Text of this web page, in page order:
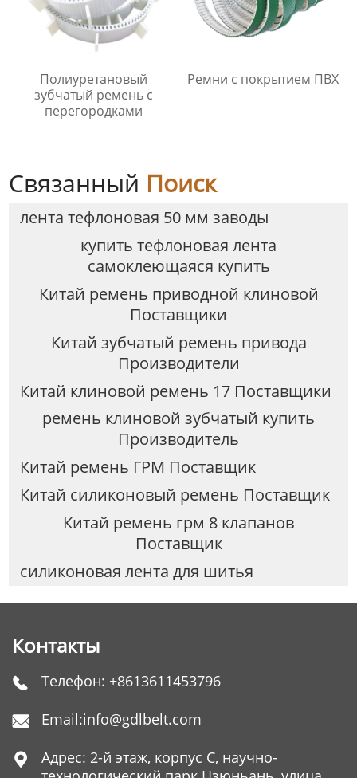
Полиуретановый
зубчатый ремень с
перегородками
Ремни с покрытием ПВХ
Связанный Поиск
лента тефлоновая 50 мм заводы
купить тефлоновая лента
самоклеющаяся купить
Китай ремень приводной клиновой
Поставщики
Китай зубчатый ремень привода
Производители
Китай клиновой ремень 17 Поставщики
ремень клиновой зубчатый купить
Производитель
Китай ремень ГРМ Поставщик
Китай силиконовый ремень Поставщик
Китай ремень грм 8 клапанов
Поставщик
силиконовая лента для шитья
Контакты
 Телефон: +8613611453796
 Email:info@gdlbelt.com

Адрес: 2-й этаж, корпус C, научно-